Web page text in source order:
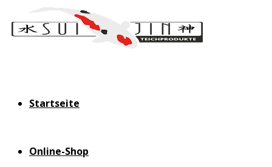
Startseite
Online-Shop